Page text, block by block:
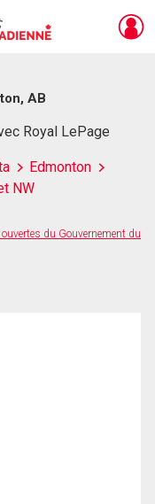
AB
Royal LePage
Edmonton
NW
du Gouvernement du